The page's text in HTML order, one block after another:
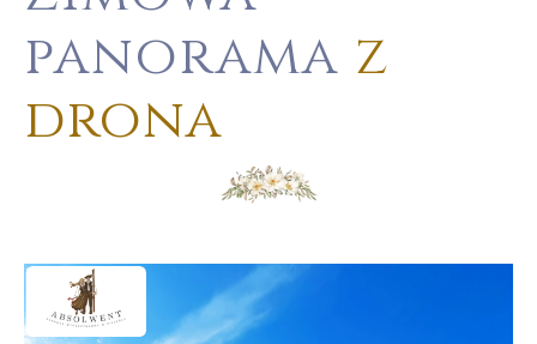
panorama z
drona